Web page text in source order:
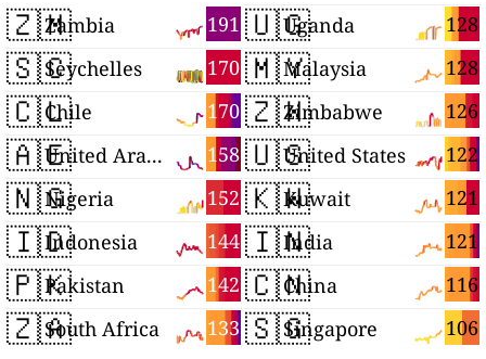
🇿🇲 191
Zambia
🇸🇨 170
Seychelles
🇨🇱 170
Chile
🇦🇪 158
United Arab Emirates
🇳🇬 152
Nigeria
🇮🇩 144
Indonesia
🇵🇰 142
Pakistan
🇿🇦 133
South Africa
🇺🇬 128
Uganda
🇲🇾 128
Malaysia
🇿🇼 126
Zimbabwe
🇺🇸 122
United States
🇰🇼 121
Kuwait
🇮🇳 121
India
🇨🇳 116
China
🇸🇬 106
Singapore